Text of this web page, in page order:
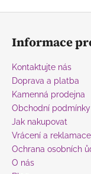
Z
Informace
Kontaktujte nás
Doprava a platba
Kamenná prodejna
Obchodní podmínky
Jak nakupovat
Vrácení a reklamace
Ochrana osobních
O nás